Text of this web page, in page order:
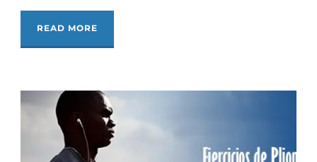
READ MORE